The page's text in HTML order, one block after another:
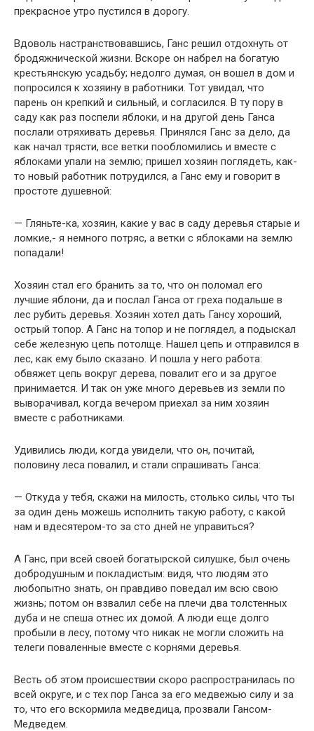
прекрасное утро пустился в дорогу.
Вдоволь настранствовавшись, Ганс решил отдохнуть от
бродяжнической жизни. Вскоре он набрел на богатую
крестьянскую усадьбу; недолго думая, он вошел в дом и
попросился к хозяину в работники. Тот увидал, что
парень он крепкий и сильный, и согласился. В ту пору в
саду как раз поспели яблоки, и на другой день Ганса
послали отряхивать деревья. Принялся Ганс за дело, да
как начал трясти, все ветки пообломились и вместе с
яблоками упали на землю; пришел хозяин поглядеть, как-
то новый работник потрудился, а Ганс ему и говорит в
простоте душевной:
— Гляньте-ка, хозяин, какие у вас в саду деревья старые и
ломкие,- я немного потряс, а ветки с яблоками на землю
попадали!
Хозяин стал его бранить за то, что он поломал его
лучшие яблони, да и послал Ганса от греха подальше в
лес рубить деревья. Хозяин хотел дать Гансу хороший,
острый топор. А Ганс на топор и не поглядел, а подыскал
себе железную цепь потолще. Нашел цепь и отправился в
лес, как ему было сказано. И пошла у него работа:
обвяжет цепь вокруг дерева, повалит его и за другое
принимается. И так он уже много деревьев из земли по
выворачивал, когда вечером приехал за ним хозяин
вместе с работниками.
Удивились люди, когда увидели, что он, почитай,
половину леса повалил, и стали спрашивать Ганса:
— Откуда у тебя, скажи на милость, столько силы, что ты
за один день можешь исполнить такую работу, с какой
нам и вдесятером-то за сто дней не управиться?
А Ганс, при всей своей богатырской силушке, был очень
добродушным и покладистым: видя, что людям это
любопытно знать, он правдиво поведал им всю свою
жизнь; потом он взвалил себе на плечи два толстенных
дуба и не спеша отнес их домой. А люди еще долго
пробыли в лесу, потому что никак не могли сложить на
телеги поваленные вместе с корнями деревья.
Весть об этом происшествии скоро распространилась по
всей округе, и с тех пор Ганса за его медвежью силу и за
то, что его вскормила медведица, прозвали Гансом-
Медведем.